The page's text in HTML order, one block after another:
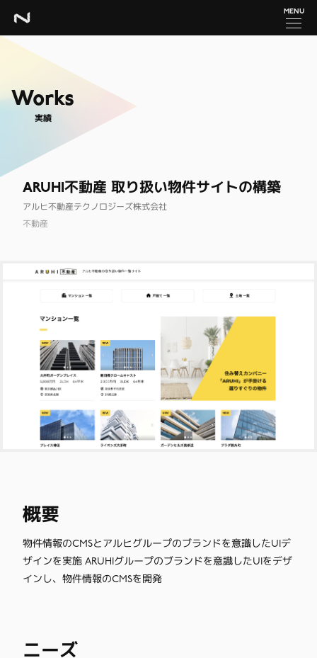
MENU
Works
実績
ARUHI不動産 取り扱い物件サイトの構築
アルヒ不動産テクノロジーズ株式会社
不動産
概要
物件情報のCMSとアルヒグループのブランドを意識したUIデ
ザインを実施 ARUHIグループのブランドを意識したUIをデザ
インし、物件情報のCMSを開発
ニーズ